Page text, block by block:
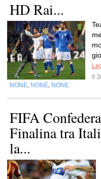
HD Rai...
Il
NONE NONE NONE
FIFA
Finalina tra
la...